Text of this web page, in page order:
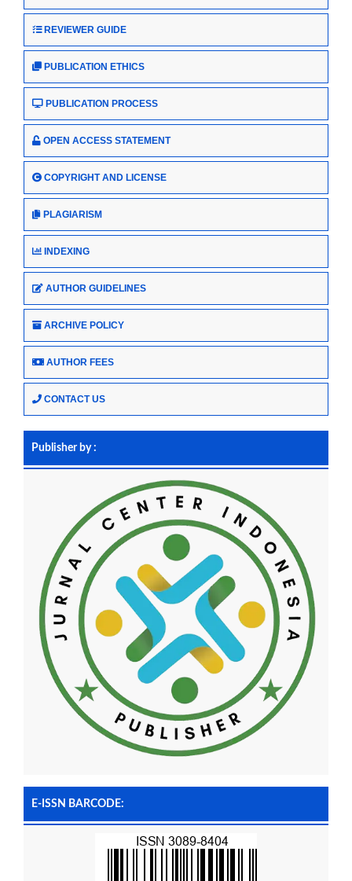
REVIEWER GUIDE
PUBLICATION ETHICS
PUBLICATION PROCESS
OPEN ACCESS STATEMENT
COPYRIGHT AND LICENSE
PLAGIARISM
INDEXING
AUTHOR GUIDELINES
ARCHIVE POLICY
AUTHOR FEES
CONTACT US
Publisher by :
E-ISSN BARCODE: